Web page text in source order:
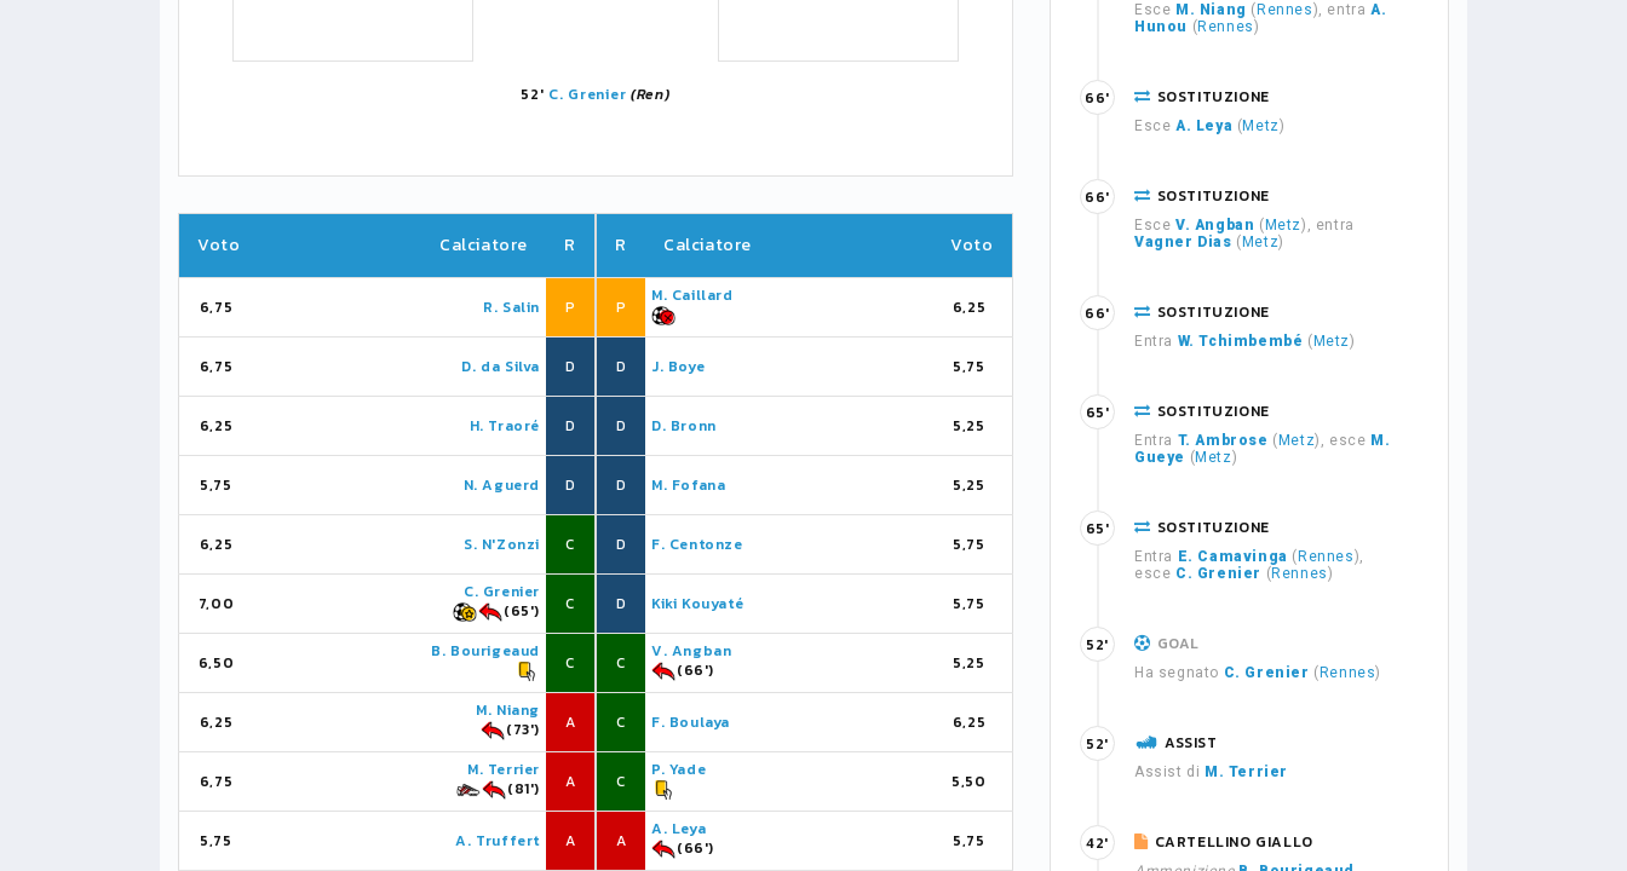
52' C. Grenier (Ren)
Voto Calciatore R
6,75 R. Salin P
6,75 D. da Silva D
6,25 H. Traoré D
5,75 N. Aguerd D
6,25 S. N'Zonzi C
7,00
C. Grenier
(65')
C
6,50
B. Bourigeaud
C
6,25
M. Niang
(73')
A
6,75
M. Terrier
(81')
A
5,75 A. Truffert A
R Calciatore Voto
P
M. Caillard
6,25
D J. Boye 5,75
D D. Bronn 5,25
D M. Fofana 5,25
D F. Centonze 5,75
D Kiki Kouyaté 5,75
C
V. Angban
(66')
5,25
C F. Boulaya 6,25
C
P. Yade
5,50
A
A. Leya
(66')
5,75
Esce M. Niang ( Rennes), entraA.
Hunou ( Rennes)
SOSTITUZIONE
Esce A. Leya ( Metz)
66'
SOSTITUZIONE
Esce V. Angban ( Metz), entra
Vagner Dias ( Metz)
66'
SOSTITUZIONE
Entra W. Tchimbembé ( Metz)
66'
SOSTITUZIONE
Entra T. Ambrose ( Metz), esce M.
Gueye ( Metz)
65'
SOSTITUZIONE
Entra E. Camavinga ( Rennes),
esce C. Grenier ( Rennes)
65'
GOAL
Ha segnato C. Grenier ( Rennes)
52'
ASSIST
Assist di M. Terrier
52'
CARTELLINO GIALLO
42'